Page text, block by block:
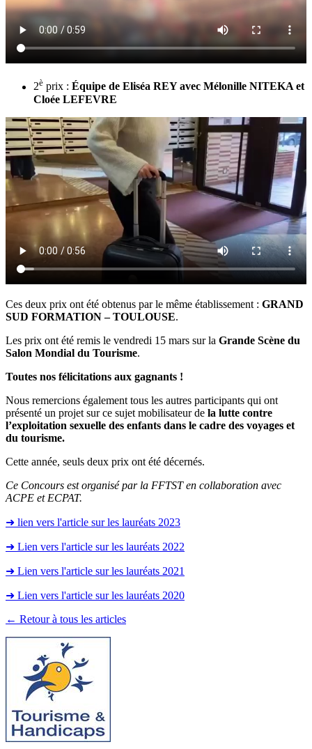
2è prix : Équipe de Eliséa REY avec Mélonille NITEKA et
Cloée LEFEVRE
Ces deux prix ont été obtenus par le même établissement : GRAND
SUD FORMATION – TOULOUSE.
Les prix ont été remis le vendredi 15 mars sur la Grande Scène du
Salon Mondial du Tourisme.
Toutes nos félicitations aux gagnants !
Nous remercions également tous les autres participants qui ont
présenté un projet sur ce sujet mobilisateur de la lutte contre
l’exploitation sexuelle des enfants dans le cadre des voyages et
du tourisme.
Cette année, seuls deux prix ont été décernés.
Ce Concours est organisé par la FFTST en collaboration avec
ACPE et ECPAT.
➜ lien vers l'article sur les lauréats 2023
➜ Lien vers l'article sur les lauréats 2022
➜ Lien vers l'article sur les lauréats 2021
➜ Lien vers l'article sur les lauréats 2020
← Retour à tous les articles